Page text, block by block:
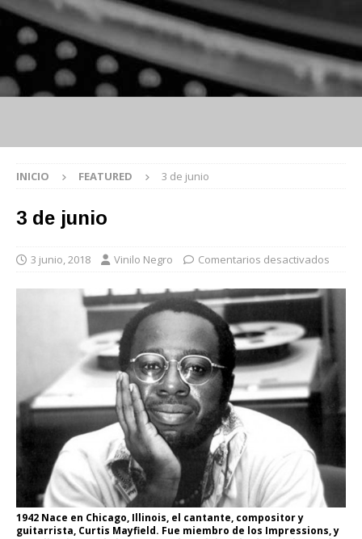
INICIO FEATURED 3 de junio
3 de junio
3 junio, 2018 Vinilo Negro Comentarios desactivados
1942 Nace en Chicago, Illinois, el cantante, compositor y
guitarrista, Curtis Mayfield. Fue miembro de los Impressions, y